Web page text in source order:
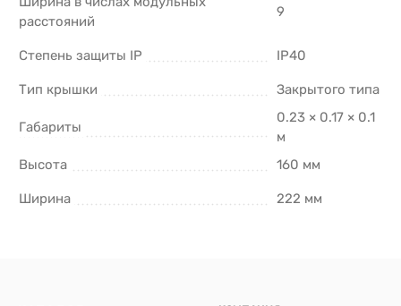
расстояний
9
Степень защиты IP IP40
Тип крышки Закрытого типа
Габариты
0.23 × 0.17 × 0.1
м
Высота
160 мм
Ширина 222 мм